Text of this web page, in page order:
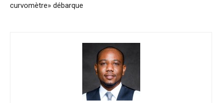
curvomètre» débarque